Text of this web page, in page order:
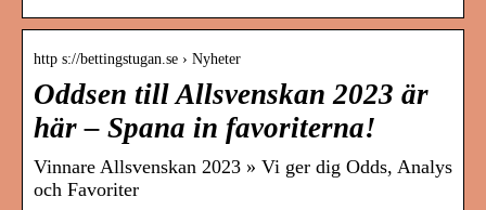
http s://bettingstugan.se › Nyheter
Oddsen till Allsvenskan 2023 är
här – Spana in favoriterna!
Vinnare Allsvenskan 2023 » Vi ger dig Odds, Analys
och Favoriter